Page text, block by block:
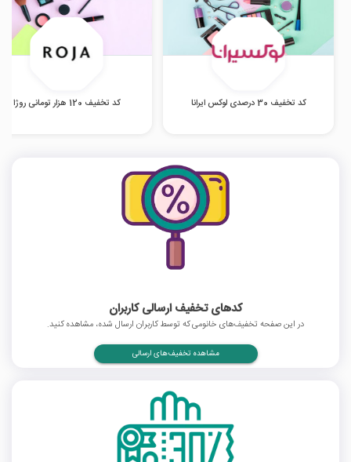
کد تخفیف 30 درصدی لوکس ایرانا کد تخفیف 120 هزار تومانی روژا
کدهای تخفیف ارسالی کاربران
در این صفحه تخفیف‌های خانومی که توسط کاربران ارسال شده، مشاهده کنید.
مشاهده تخفیف‌های ارسالی